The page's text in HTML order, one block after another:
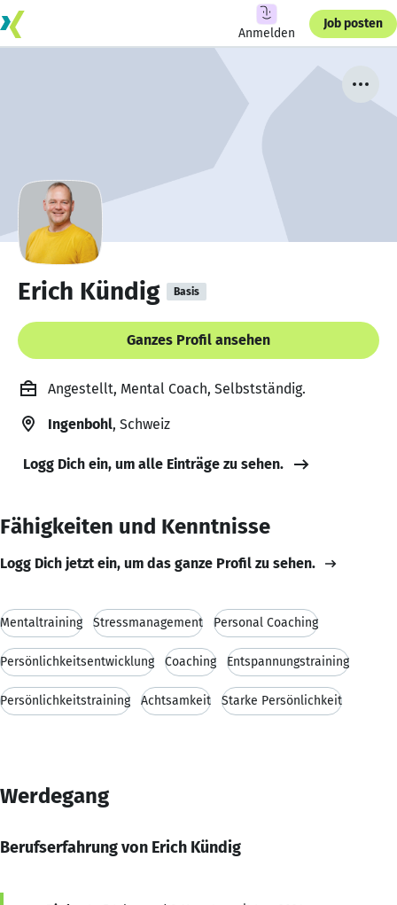
Anmelden
Job posten
Erich Kündig Basis
Ganzes Profil ansehen
Angestellt, Mental Coach, Selbstständig.
Ingenbohl, Schweiz
Logg Dich ein, um alle Einträge zu sehen.
Fähigkeiten und Kenntnisse
Logg Dich jetzt ein, um das ganze Profil zu sehen.
Mentaltraining Stressmanagement Personal Coaching
Persönlichkeitsentwicklung Coaching Entspannungstraining
Persönlichkeitstraining Achtsamkeit Starke Persönlichkeit
Werdegang
Berufserfahrung von Erich Kündig